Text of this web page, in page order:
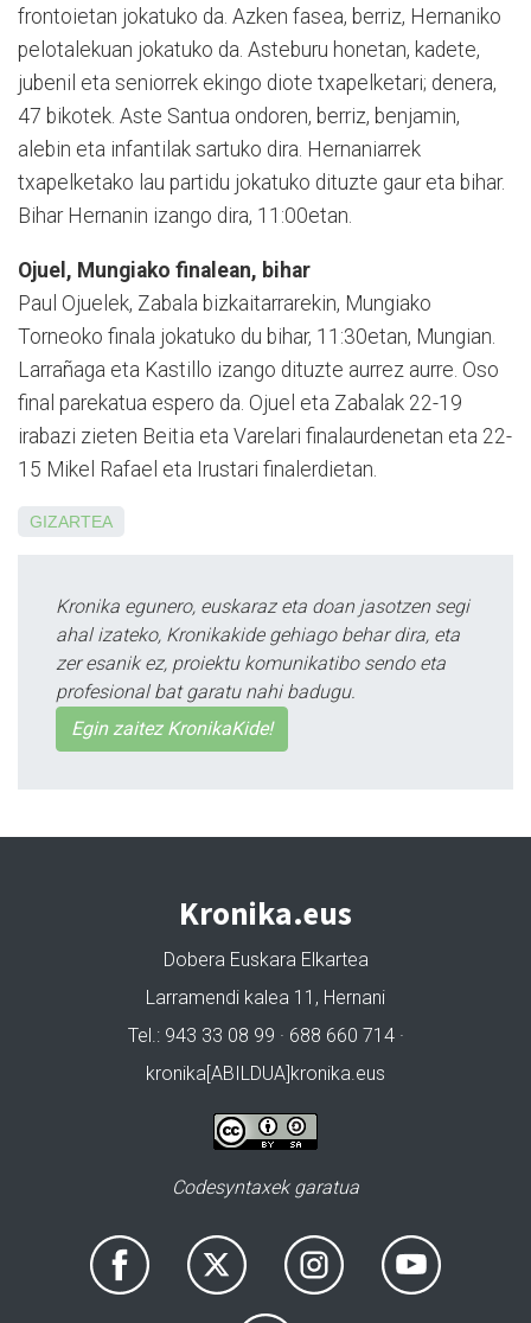
frontoietan jokatuko da. Azken fasea, berriz, Hernaniko
pelotalekuan jokatuko da. Asteburu honetan, kadete,
jubenil eta seniorrek ekingo diote txapelketari; denera,
47 bikotek. Aste Santua on­do­ren, berriz, benjamin,
alebin eta infantilak sartuko dira. Hernaniarrek
txapelketako lau partidu jokatuko dituz­te gaur eta bihar.
Bihar Hernanin izango dira, 11:00etan.
Ojuel, Mungiako finalean, bihar
Paul Ojuelek, Zabala bizkaitarrarekin, Mungiako
Torneoko finala jokatuko du bihar, 11:30etan, Mungian.
Larrañaga eta Kastillo izango dituzte aurrez aurre. Oso
final parekatua espero da. Ojuel eta Zabalak 22-19
irabazi zieten Beitia eta Varelari finalaurdenetan eta 22-
15 Mikel Rafael eta Irustari finalerdietan.
GIZARTEA
Kronika egunero, euskaraz eta doan jasotzen segi
ahal izateko, Kronikakide gehiago behar dira, eta
zer esanik ez, proiektu komunikatibo sendo eta
profesional bat garatu nahi badugu.
Egin zaitez KronikaKide!
Kronika.eus
Dobera Euskara Elkartea
Larramendi kalea 11, Hernani
Tel.: 943 33 08 99 · 688 660 714 ·
kronika[ABILDUA]kronika.eus
Codesyntaxek garatua